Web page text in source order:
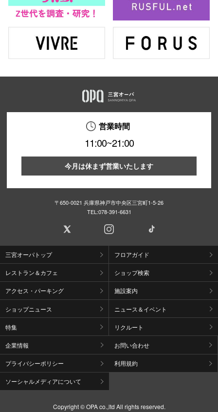
営業時間
11:00~21:00
今月は休まず営業いたします
〒650-0021 兵庫県神戸市中央区三宮町1-5-26
TEL:078-391-6631
三宮オーパトップ フロアガイド
レストラン＆カフェ ショップ検索
アクセス・パーキング 施設案内
ショップニュース ニュース＆イベント
特集 リクルート
企業情報 お問い合わせ
プライバシーポリシー 利用規約
ソーシャルメディアについて
Copyright © OPA co.,ltd All rights reserved.